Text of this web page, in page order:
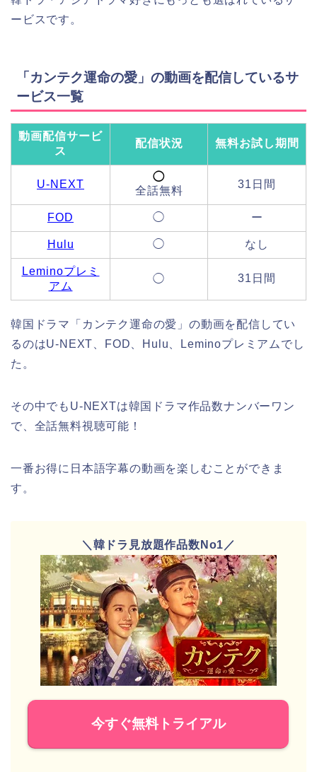
ービスです。
「カンテク運命の愛」の動画を配信しているサ
ービス一覧
動画配信サービ
ス
配信状況 無料お試し期間
U-NEXT
◯
全話無料
31日間
FOD ◯ ー
Hulu ◯ なし
Leminoプレミ
アム
◯ 31日間
韓国ドラマ「カンテク運命の愛」の動画を配信してい
るのはU-NEXT、FOD、Hulu、Leminoプレミアムでし
た。
その中でもU-NEXTは韓国ドラマ作品数ナンバーワン
で、全話無料視聴可能！
一番お得に日本語字幕の動画を楽しむことができま
す。
＼韓ドラ見放題作品数No1／
今すぐ無料トライアル